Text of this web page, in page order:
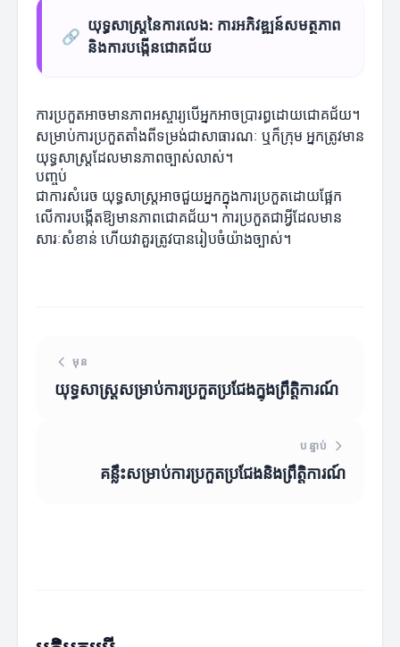
🔗
យុទ្ធសាស្ត្រនៃការលេង: ការអភិវឌ្ឍន៍សមត្ថភាព
និងការបង្កើនជោគជ័យ
ការប្រកួតអាចមានភាពអស្ចារ្យបើអ្នកអាចប្រារព្ធដោយជោគជ័យ។
សម្រាប់ការប្រកួតតាំងពីទម្រង់ជាសាធារណៈ ឬក៏ក្រុម អ្នកត្រូវមាន
យុទ្ធសាស្ត្រដែលមានភាពច្បាស់លាស់។
បញ្ចប់
ជាការសំរេច យុទ្ធសាស្ត្រអាចជួយអ្នកក្នុងការប្រកួតដោយផ្អែក
លើការបង្កើតឱ្យមានភាពជោគជ័យ។ ការប្រកួតជាអ្វីដែលមាន
សារៈសំខាន់ ហើយវាគួរត្រូវបានរៀបចំយ៉ាងច្បាស់។
មុន
យុទ្ធសាស្ត្រសម្រាប់ការប្រកួតប្រជែងក្នុងព្រឹត្តិការណ៍
បន្ទាប់
គន្លឹះសម្រាប់ការប្រកួតប្រជែងនិងព្រឹត្តិការណ៍